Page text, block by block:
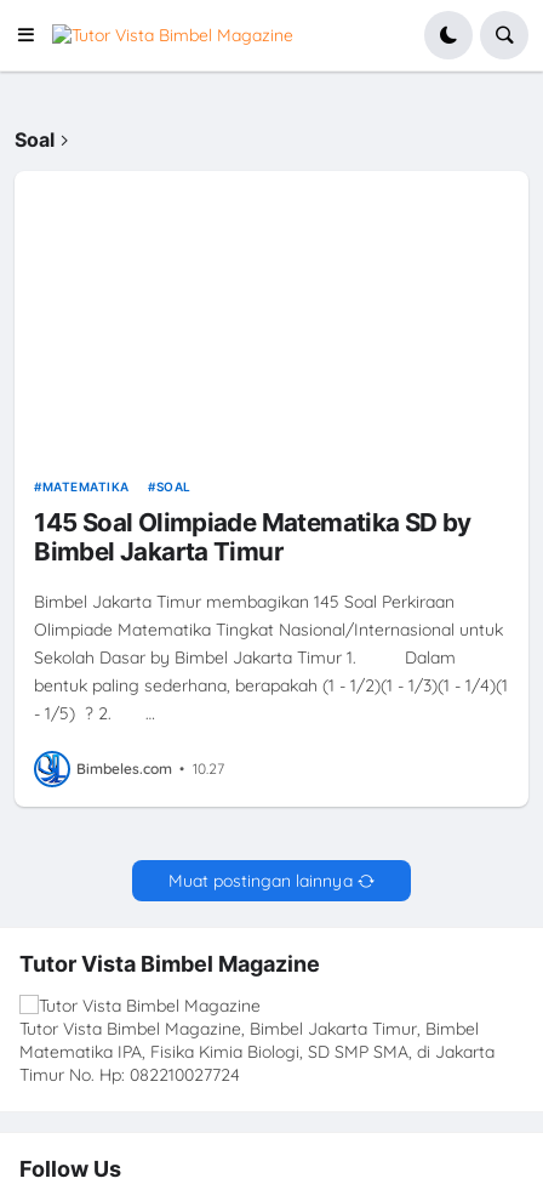
Soal
MATEMATIKA SOAL
145 Soal Olimpiade Matematika SD by
Bimbel Jakarta Timur
Bimbel Jakarta Timur membagikan 145 Soal Perkiraan
Olimpiade Matematika Tingkat Nasional/Internasional untuk
Sekolah Dasar by Bimbel Jakarta Timur 1. Dalam
bentuk paling sederhana, berapakah (1 - 1/2)(1 - 1/3)(1 - 1/4)(1
- 1/5) ? 2. …
Bimbeles.com • 10.27
Muat postingan lainnya
Tutor Vista Bimbel Magazine
Tutor Vista Bimbel Magazine, Bimbel Jakarta Timur, Bimbel
Matematika IPA, Fisika Kimia Biologi, SD SMP SMA, di Jakarta
Timur No. Hp: 082210027724
Follow Us